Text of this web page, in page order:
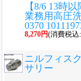
【8/6 13時
業務用高圧
0370
8,270円(消費税込
ニルフィス
サリー